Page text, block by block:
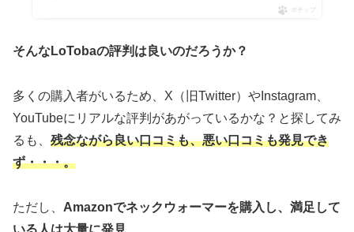
ポチップ
そんなLoTobaの評判は良いのだろうか？
多くの購入者がいるため、X（旧Twitter）やInstagram、
YouTubeにリアルな評判があがっているかな？と探してみ
るも、 残念ながら良い口コミも、悪い口コミも発見でき
ず・・・。
ただし、 Amazonでネックウォーマーを購入し、満足して
いる人は大量に発見